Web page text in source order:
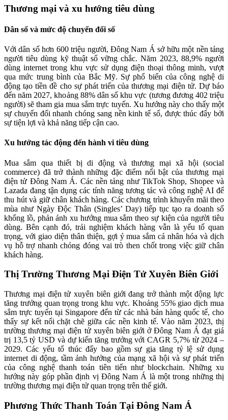
Thương mại và xu hướng tiêu dùng
Dân số và mức độ chuyển đổi số
Với dân số hơn 600 triệu người, Đông Nam Á sở hữu một nền tảng
người tiêu dùng kỹ thuật số vững chắc. Năm 2023, 88,9% người
dùng internet trong khu vực sử dụng điện thoại thông minh, vượt
qua mức trung bình của Bắc Mỹ. Sự phổ biến của công nghệ di
động tạo tiền đề cho sự phát triển của thương mại điện tử. Dự báo
đến năm 2027, khoảng 88% dân số khu vực (tương đương 402 triệu
người) sẽ tham gia mua sắm trực tuyến. Xu hướng này cho thấy một
sự chuyển đổi nhanh chóng sang nền kinh tế số, được thúc đẩy bởi
sự tiện lợi và khả năng tiếp cận cao.
Xu hướng tác động đến hành vi tiêu dùng
Mua sắm qua thiết bị di động và thương mại xã hội (social
commerce) đã trở thành những đặc điểm nổi bật của thương mại
điện tử Đông Nam Á. Các nền tảng như TikTok Shop, Shopee và
Lazada đang tận dụng các tính năng tương tác và công nghệ AI để
thu hút và giữ chân khách hàng. Các chương trình khuyến mãi theo
mùa như Ngày Độc Thân (Singles’ Day) tiếp tục tạo ra doanh số
khổng lồ, phản ánh xu hướng mua sắm theo sự kiện của người tiêu
dùng. Bên cạnh đó, trải nghiệm khách hàng vẫn là yếu tố quan
trọng, với giao diện thân thiện, gợi ý mua sắm cá nhân hóa và dịch
vụ hỗ trợ nhanh chóng đóng vai trò then chốt trong việc giữ chân
khách hàng.
Thị Trường Thương Mại Điện Tử Xuyên Biên Giới
Thương mại điện tử xuyên biên giới đang trở thành một động lực
tăng trưởng quan trọng trong khu vực. Khoảng 55% giao dịch mua
sắm trực tuyến tại Singapore đến từ các nhà bán hàng quốc tế, cho
thấy sự kết nối chặt chẽ giữa các nền kinh tế. Vào năm 2023, thị
trường thương mại điện tử xuyên biên giới ở Đông Nam Á đạt giá
trị 13,5 tỷ USD và dự kiến tăng trưởng với CAGR 5,7% từ 2024 –
2029. Các yếu tố thúc đẩy bao gồm sự gia tăng tỷ lệ sử dụng
internet di động, tầm ảnh hưởng của mạng xã hội và sự phát triển
của công nghệ thanh toán tiên tiến như blockchain. Những xu
hướng này góp phần định vị Đông Nam Á là một trong những thị
trường thương mại điện tử quan trọng trên thế giới.
Phương Thức Thanh Toán Tại Đông Nam Á